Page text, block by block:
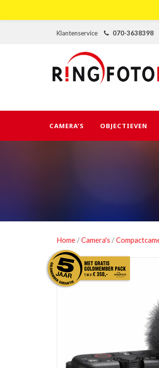
Klantenservice 070-3638398
CAMERA’S OBJECTIEVEN
Home /Camera's /